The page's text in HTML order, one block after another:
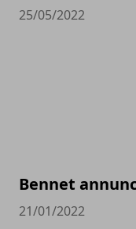
25/05/2022
Bennet
21/01/2022